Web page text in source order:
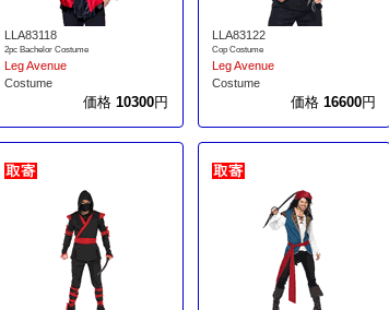
LLA83118
2pc Bachelor Costume
Leg Avenue
Costume
価格 10300円
LLA83122
Cop Costume
Leg Avenue
Costume
価格16600円